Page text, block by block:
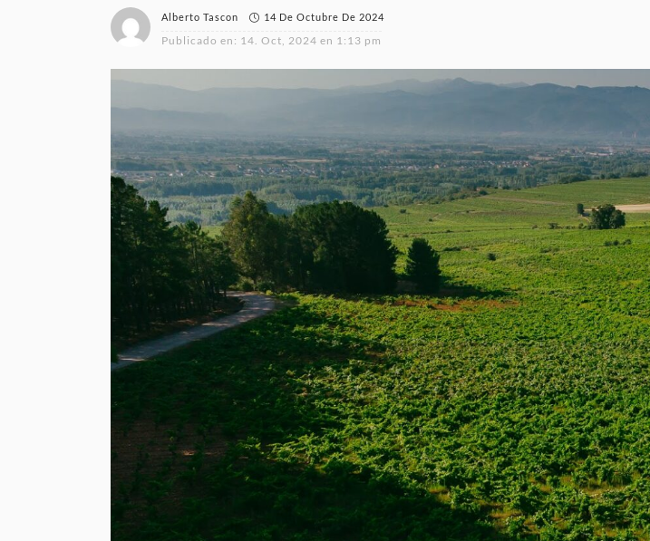
Alberto Tascon 14 De Octubre De 2024
Publicado en: 14. Oct, 2024 en 1:13 pm